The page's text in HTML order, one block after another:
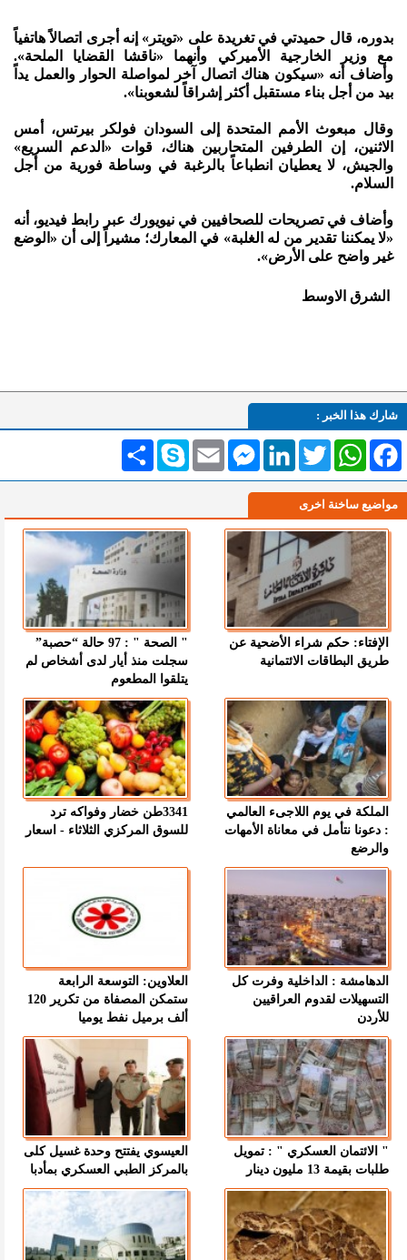
بدوره، قال حميدتي في تغريدة على «تويتر» إنه أجرى اتصالاً هاتفياً
مع وزير الخارجية الأميركي وأنهما «ناقشا القضايا الملحة».
وأضاف أنه «سيكون هناك اتصال آخر لمواصلة الحوار والعمل يداً
بيد من أجل بناء مستقبل أكثر إشراقاً لشعوبنا».
وقال مبعوث الأمم المتحدة إلى السودان فولكر بيرتس، أمس
الاثنين، إن الطرفين المتحاربين هناك، قوات «الدعم السريع»
والجيش، لا يعطيان انطباعاً بالرغبة في وساطة فورية من أجل
السلام.
وأضاف في تصريحات للصحافيين في نيويورك عبر رابط فيديو، أنه
«لا يمكننا تقدير من له الغلبة» في المعارك؛ مشيراً إلى أن «الوضع
غير واضح على الأرض».
الشرق الاوسط
شارك هذا الخبر :
انشر Skype Email
MessengerLinkedInTwitterWhatsAppFacebook
مواضيع ساخنة اخرى
الإفتاء: حكم شراء الأضحية عن
طريق البطاقات الائتمانية
" الصحة " : 97 حالة “حصبة”
سجلت منذ أيار لدى أشخاص لم
يتلقوا المطعوم
الملكة في يوم اللاجىء العالمي
: دعونا نتأمل في معاناة الأمهات
والرضع
3341طن خضار وفواكه ترد
للسوق المركزي الثلاثاء - اسعار
الدهامشة : الداخلية وفرت كل
التسهيلات لقدوم العراقيين
للأردن
العلاوين: التوسعة الرابعة
ستمكن المصفاة من تكرير 120
ألف برميل نفط يوميا
" الائتمان العسكري " : تمويل
طلبات بقيمة 13 مليون دينار
العيسوي يفتتح وحدة غسيل كلى
بالمركز الطبي العسكري بمأدبا